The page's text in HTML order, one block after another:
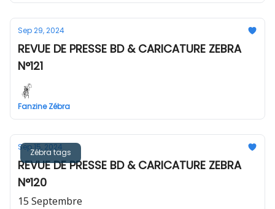
Sep 29, 2024
REVUE DE PRESSE BD & CARICATURE ZEBRA
N°121
Fanzine Zébra
Zébra tags
Sep 15, 2024
REVUE DE PRESSE BD & CARICATURE ZEBRA
N°120
15 Septembre